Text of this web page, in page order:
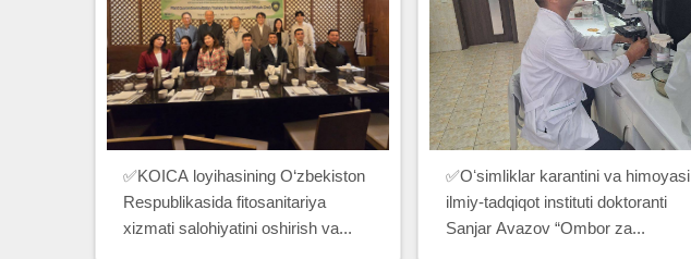
✅KOICA loyihasining O‘zbekiston
Respublikasida fitosanitariya
xizmati salohiyatini oshirish va...
✅Oʻsimliklar karantini va himoyasi
ilmiy-tadqiqot instituti doktoranti
Sanjar Avazov “Ombor za...